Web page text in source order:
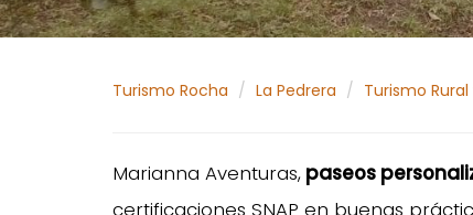
Turismo Rocha La Pedrera Turismo
Marianna Aventuras, paseos
certificaciones SNAP en buenas